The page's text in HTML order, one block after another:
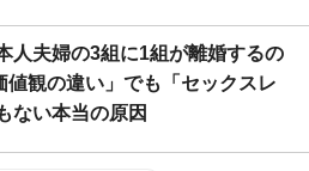
人夫婦の3組に1組が離婚するの
値観の違い」でも「セックスレ
ない本当の原因